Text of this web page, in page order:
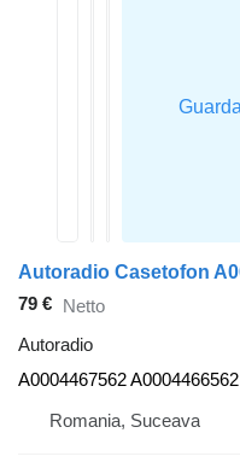
79 € Netto
Autoradio
A0004467562 A0004466562
Romania, Suceava